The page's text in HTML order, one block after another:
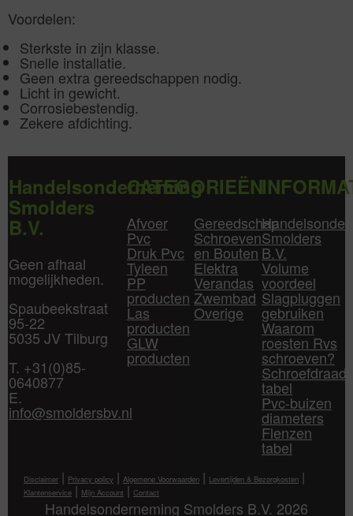
Voordelen:
Sterkste in zijn klasse.
Snelle installatie.
Geen extra gereedschappen nodig.
Licht in gewicht.
Corrosiebestendig.
Zekere afdichting.
Handelsonderneming
Smolders
B.V.
Geen afhaal
mogelijkheden.
Spaubeekstraat
95-22
5035 JV Tilburg
T. +31(0)85-
0640877
E.
info@smoldersbv.nl
CATEGORIEËN
Afvoer
Pvc
Druk Pvc
Tyleen
PP
producten
Las
producten
GLW
producten
Gereedschap
Schroeven
en Bouten
Elektra
Verandas
Zwembad
Overige
Smolders
B.V.
Volume
voordeel
Slagpluggen
gebruiken
Waarom
roesten Rvs
schroeven?
Schroefdraad
tabel
Pvc-buizen
diameters
Flenzen
tabel
Disclaimer | Privacy policy | Algemene Voorwaarden | Levertijden & Bezorgkosten |
Klantenservice | Mijn Account | Contact
Handelsonderneming Smolders B.V. 2026